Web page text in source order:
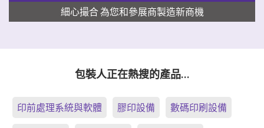
細心撮合 為您和參展商製造新商機
包裝人正在熱搜的產品…
印前處理系統與軟體 膠印設備 數碼印刷設備